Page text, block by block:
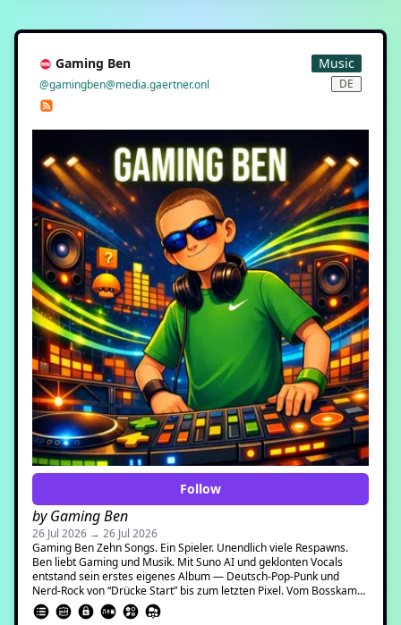
Music
Gaming Ben
DE
@gamingben@media.gaertner.onl
Follow
by Gaming Ben
26 Jul 2026 → 26 Jul 2026
Gaming Ben Zehn Songs. Ein Spieler. Unendlich viele Respawns.
Ben liebt Gaming und Musik. Mit Suno AI und geklonten Vocals
entstand sein erstes eigenes Album — Deutsch-Pop-Punk und
Nerd-Rock von “Drücke Start” bis zum letzten Pixel. Vom Bosskampf
um Mitternacht über die Ballade “Lag in meinem Herzen” bis zum
selbstironischen “Noob fürs Leben” — jedes Lied ist eine Gaming-